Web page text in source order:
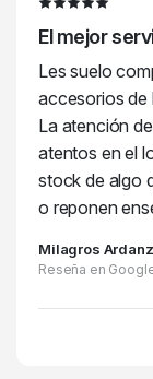
El mejor
Les suelo
accesorios de
La atención
atentos en el
stock de algo
o reponen
Milagros
Reseña en